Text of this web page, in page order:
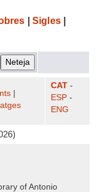
Sigles|
CAT -
ESP -
ENG
of Antonio